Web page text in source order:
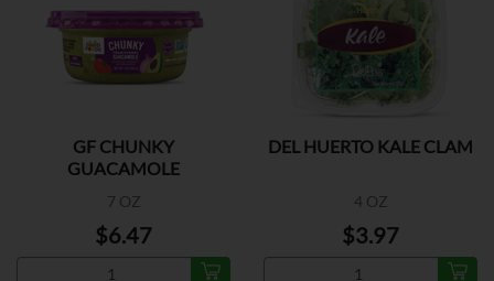
GF CHUNKY
GUACAMOLE
7 OZ
$6.47
DEL HUERTO KALE CLAM
4 OZ
$3.97